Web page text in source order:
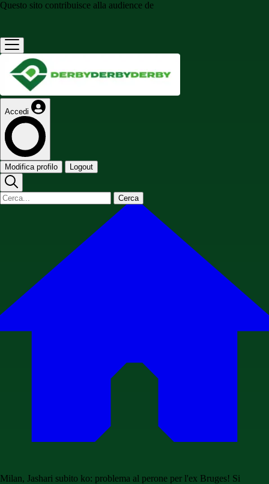
Questo sito contribuisce alla audience de
Accedi
Modifica profilo Logout
Cerca
Milan, Jashari subito ko: problema al perone per l'ex Bruges! Si